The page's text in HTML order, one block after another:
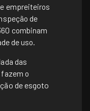
empreiteiros
de
combinam
de uso.
das
o
de esgoto